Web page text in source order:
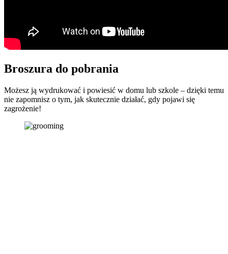
Broszura do pobrania
Możesz ją wydrukować i powiesić w domu lub szkole – dzięki temu
nie zapomnisz o tym, jak skutecznie działać, gdy pojawi się
zagrożenie!